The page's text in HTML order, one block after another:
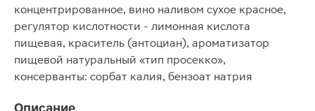
концентрированное, вино наливом сухое красное,
регулятор кислотности - лимонная кислота
пищевая, краситель (антоциан), ароматизатор
пищевой натуральный «тип просекко»,
консерванты: сорбат калия, бензоат натрия
Описание